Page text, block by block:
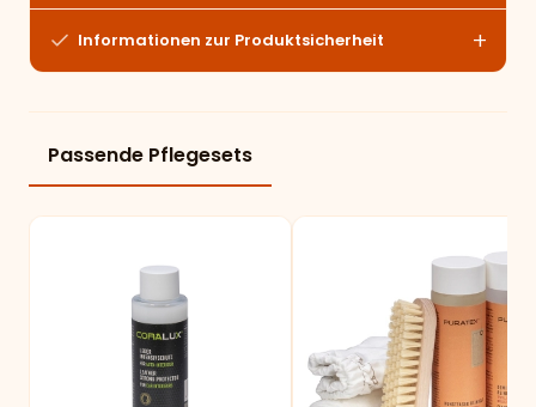
Informationen zur Produktsicherheit
Passende Pflegesets